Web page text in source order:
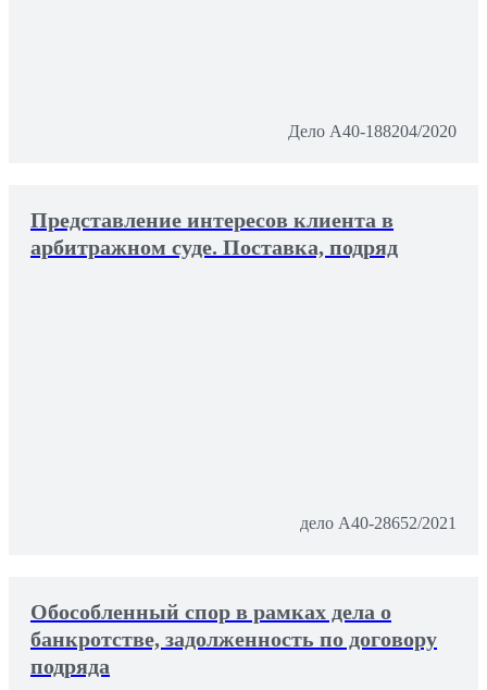
Дело А40-188204/2020
Представление интересов клиента в
арбитражном суде. Поставка, подряд
дело А40-28652/2021
Обособленный спор в рамках дела о
банкротстве, задолженность по договору
подряда